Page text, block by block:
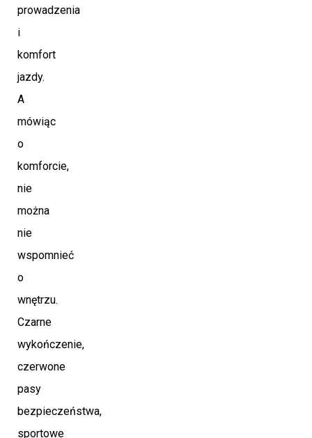
prowadzenia
i
komfort
jazdy.
A
mówiąc
o
komforcie,
nie
można
nie
wspomnieć
o
wnętrzu.
Czarne
wykończenie,
czerwone
pasy
bezpieczeństwa,
sportowe